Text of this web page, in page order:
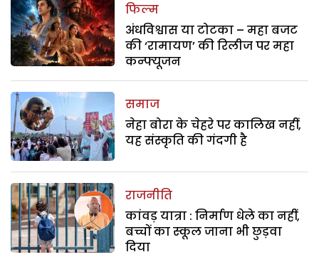
फिल्म
अंधविश्वास या टोटका – महा बजट
की ‘रामायण’ की रिलीज पर महा
कन्फ्यूजन
समाज
नेहा बोरा के चेहरे पर कालिख नहीं,
यह संस्कृति की गंदगी है
राजनीति
कांवड़ यात्रा : निर्माण धेले का नहीं,
बच्चों का स्कूल जाना भी छुड़वा
दिया